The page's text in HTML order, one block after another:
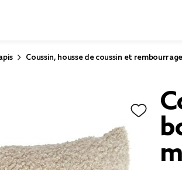
Coussin, housse de coussin et rembourrage